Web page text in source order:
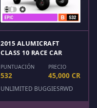
2015 ALUMICRAFT
CLASS 10 RACE CAR
PUNTUACIÓN
532
PRECIO
45,000 CR
UNLIMITED BUGGIESRWD